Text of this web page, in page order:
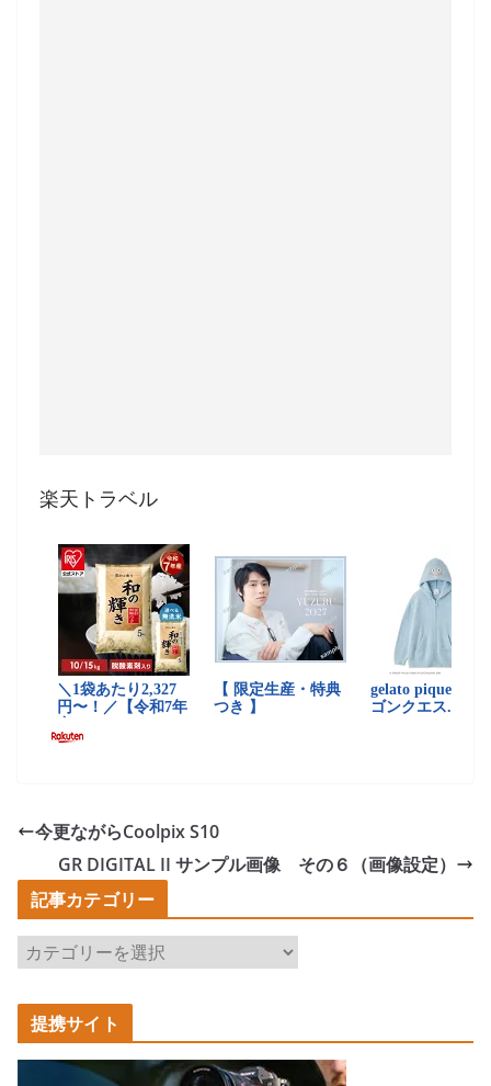
楽天トラベル
今更ながらCoolpix S10
GR DIGITAL II サンプル画像 その６（画像設定）
記事カテゴリー
記
事
カ
テ
ゴ
提携サイト